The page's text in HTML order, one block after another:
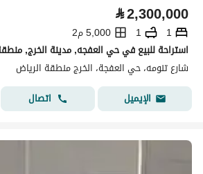
⃁2,300,000
1
1
5,000 م2
استراحة للبيع في حي العفجه, مدينة الخرج,
شارع تنومه، حي العفجة، الخرج منطقة الرياض
الإيميل
اتصال